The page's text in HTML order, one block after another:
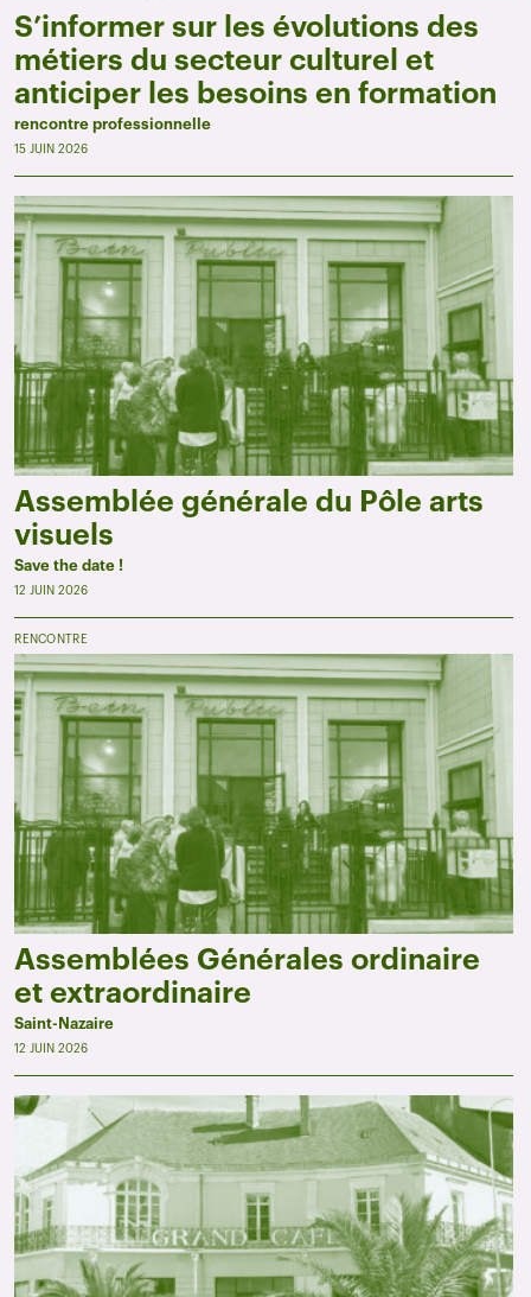
S’informer sur les évolutions des
métiers du secteur culturel et
anticiper les besoins en formation
rencontre professionnelle
15 JUIN 2026
Assemblée générale du Pôle arts
visuels
Save the date !
12 JUIN 2026
RENCONTRE
Assemblées Générales ordinaire
et extraordinaire
Saint-Nazaire
12 JUIN 2026